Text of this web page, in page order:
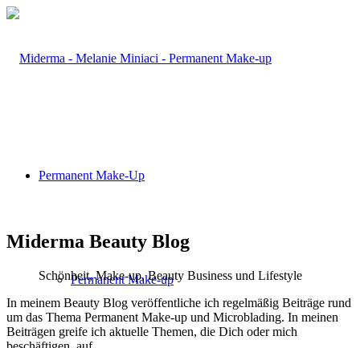
Permanent Make-Up
Permanent Make-up
Miderma Beauty Blog
Schönheit, Make-up, Beauty Business und Lifestyle
In meinem Beauty Blog veröffentliche ich regelmäßig Beiträge rund
um das Thema Permanent Make-up und Microblading. In meinen
Beiträgen greife ich aktuelle Themen, die Dich oder mich